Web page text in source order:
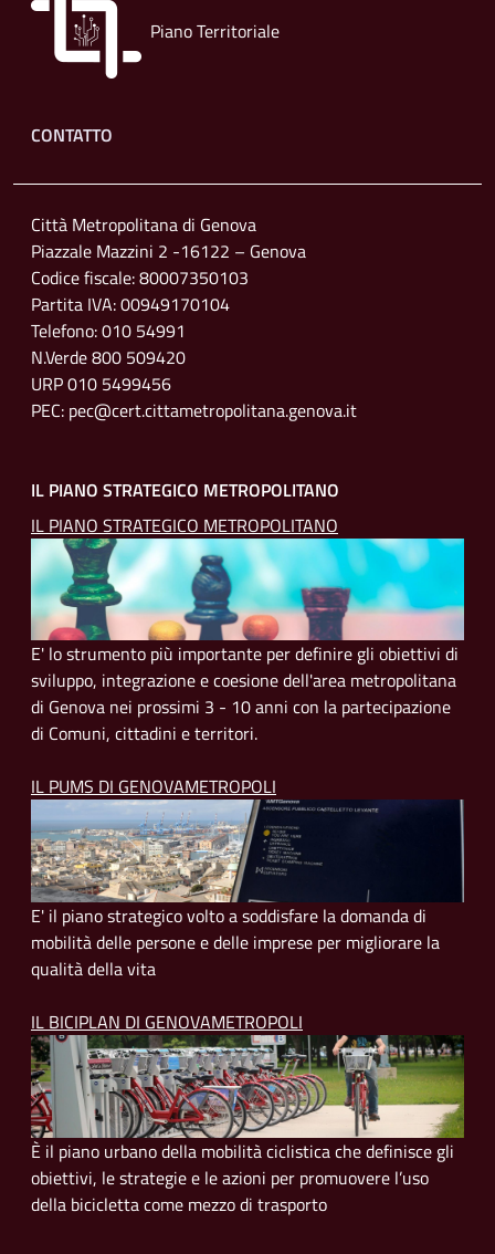
Piano Territoriale
Footer menu
CONTATTO
Città Metropolitana di Genova
Piazzale Mazzini 2 -16122 – Genova
Codice fiscale: 80007350103
Partita IVA: 00949170104
Telefono: 010 54991
N.Verde 800 509420
URP 010 5499456
PEC: pec@cert.cittametropolitana.genova.it
IL PIANO STRATEGICO METROPOLITANO
IL PIANO STRATEGICO METROPOLITANO
E' lo strumento più importante per definire gli obiettivi di
sviluppo, integrazione e coesione dell'area metropolitana
di Genova nei prossimi 3 - 10 anni con la partecipazione
di Comuni, cittadini e territori.
IL PUMS DI GENOVAMETROPOLI
E' il piano strategico volto a soddisfare la domanda di
mobilità delle persone e delle imprese per migliorare la
qualità della vita
IL BICIPLAN DI GENOVAMETROPOLI
È il piano urbano della mobilità ciclistica che definisce gli
obiettivi, le strategie e le azioni per promuovere l’uso
della bicicletta come mezzo di trasporto